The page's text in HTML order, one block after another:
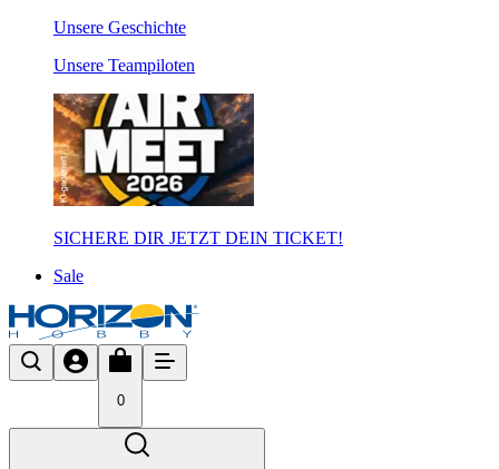
Unsere Geschichte
Unsere Teampiloten
SICHERE DIR JETZT DEIN TICKET!
Sale
0